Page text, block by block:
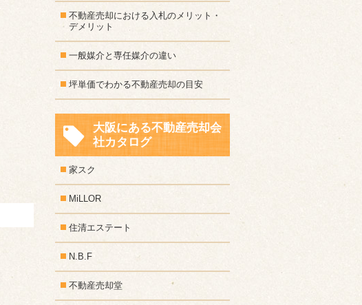
不動産売却における入札のメリット・
デメリット
一般媒介と専任媒介の違い
坪単価でわかる不動産売却の目安
大阪にある不動産売却会
社カタログ
家スク
MiLLOR
住清エステート
N.B.F
不動産売却堂